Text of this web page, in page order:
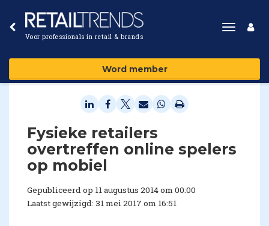
Voor professionals in retail & brands
Toggle
Word member
Fysieke retailers
overtreffen online spelers
op mobiel
Gepubliceerd op 11 augustus 2014 om 00:00
Laatst gewijzigd: 31 mei 2017 om 16:51